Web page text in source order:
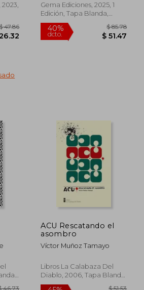
Gema Ediciones, 2025, 1
Edición, Tapa Blanda,
Nuevo
ACU Rescatando el
asombro
Víctor Muñoz Tamayo
Libros La Calabaza Del
Diablo, 2006, Tapa Blanda,
Nuevo